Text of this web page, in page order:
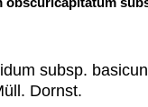
subsp.
Dornst.